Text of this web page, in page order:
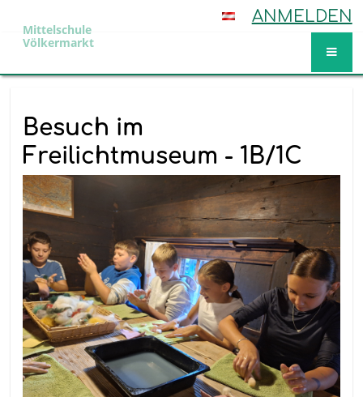
ANMELDEN
Mittelschule
Völkermarkt
Besuch im
Freilichtmuseum - 1B/1C